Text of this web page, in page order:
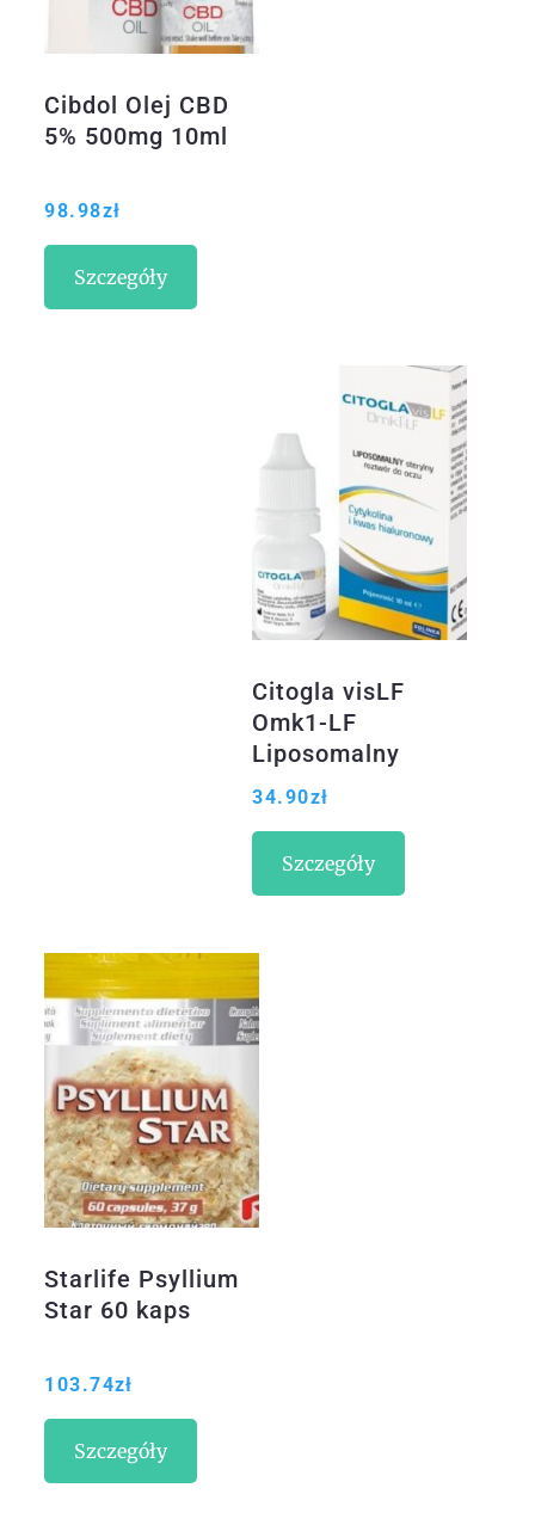
Cibdol Olej CBD
5% 500mg 10ml
98.98zł
Szczegóły
Citogla visLF
Omk1-LF
Liposomalny
sterylny roztwór
34.90zł
Szczegóły
Starlife Psyllium
Star 60 kaps
103.74zł
Szczegóły